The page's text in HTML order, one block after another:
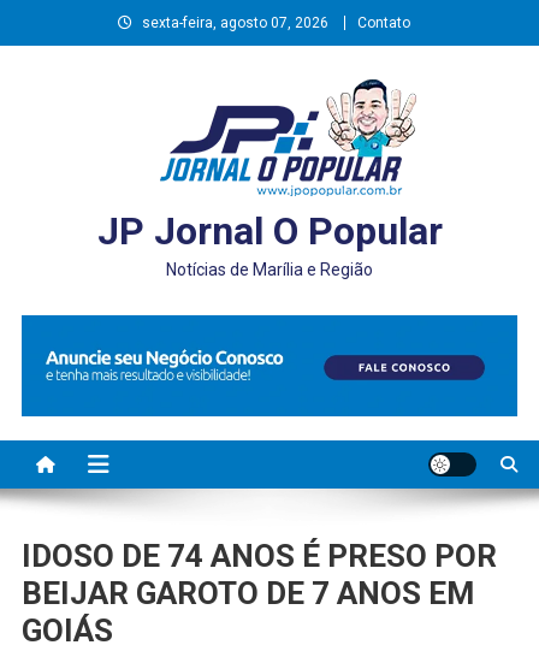
to
sexta-feira, agosto 07, 2026 Contato
JP Jornal O Popular
Notícias de Marília e Região
IDOSO DE 74 ANOS É PRESO POR
BEIJAR GAROTO DE 7 ANOS EM
GOIÁS